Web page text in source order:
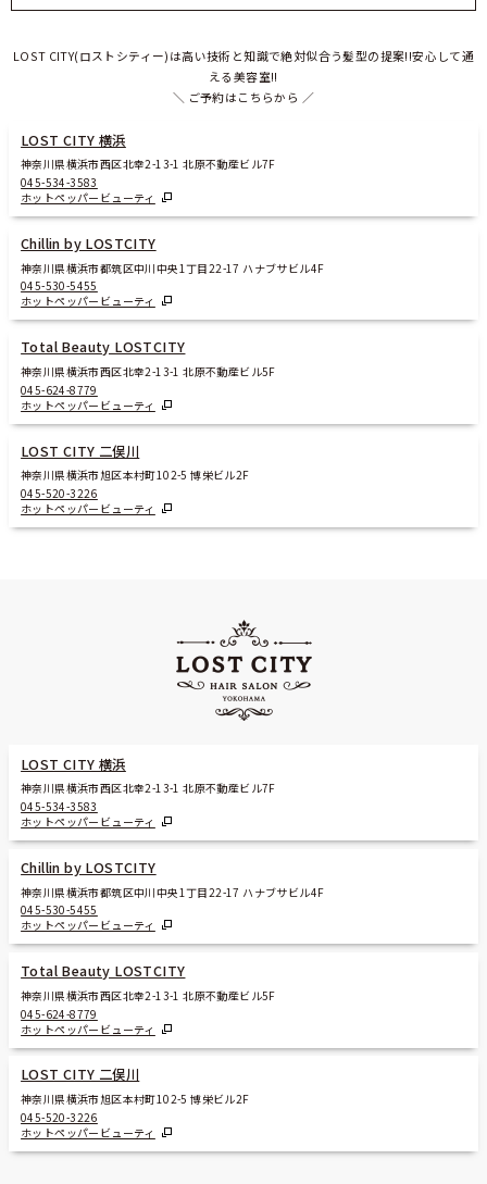
LOST CITY(ロストシティー)は高い技術と知識で絶対似合う髪型の提案!!安心して通
える美容室!!
＼ ご予約はこちらから ／
LOST CITY 横浜
神奈川県横浜市西区北幸2-13-1 北原不動産ビル7F
045-534-3583
ホットペッパービューティ
Chillin by LOSTCITY
神奈川県横浜市都筑区中川中央1丁目22-17 ハナブサビル4F
045-530-5455
ホットペッパービューティ
Total Beauty LOSTCITY
神奈川県横浜市西区北幸2-13-1 北原不動産ビル5F
045-624-8779
ホットペッパービューティ
LOST CITY 二俣川
神奈川県横浜市旭区本村町102-5 博栄ビル2F
045-520-3226
ホットペッパービューティ
LOST CITY 横浜
神奈川県横浜市西区北幸2-13-1 北原不動産ビル7F
045-534-3583
ホットペッパービューティ
Chillin by LOSTCITY
神奈川県横浜市都筑区中川中央1丁目22-17 ハナブサビル4F
045-530-5455
ホットペッパービューティ
Total Beauty LOSTCITY
神奈川県横浜市西区北幸2-13-1 北原不動産ビル5F
045-624-8779
ホットペッパービューティ
LOST CITY 二俣川
神奈川県横浜市旭区本村町102-5 博栄ビル2F
045-520-3226
ホットペッパービューティ